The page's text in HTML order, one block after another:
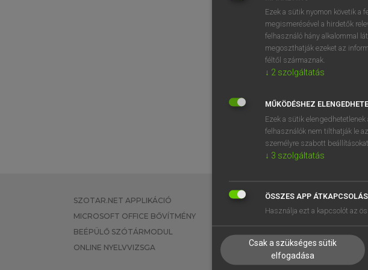
BELÉPÉS
SZOTAR.NET APPLIKÁCIÓ
MICROSOFT OFFICE BŐVÍTMÉNY
BEÉPÜLŐ SZÓTÁRMODUL
ONLINE NYELVVIZSGA
EGYÉNI FELHASZNÁLÓKNAK
TANULÓKNAK
VÁLLALATI MEGOLDÁSOK
Ezek a sütik nyomon követik a
megismerésével a hirdetők
felhasználó hány alkalommal
megoszthatják ezeket az
féltől származnak.
↓ 2 szolgáltatás
MŰKÖDÉSHEZ
Ezek a sütik
felhasználók nem tilthatják le
személyre szabott
↓ 3 szolgáltatás
ÖSSZES APP
Használja ezt a kapcsolót az
Csak a szükséges sütik
elfogadása